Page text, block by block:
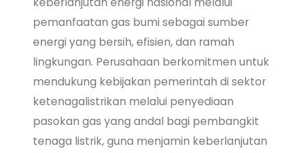
pemanfaatan gas bumi sebagai sumber
energi yang bersih, efisien, dan ramah
lingkungan. Perusahaan berkomitmen untuk
mendukung kebijakan pemerintah di sektor
ketenagalistrikan melalui penyediaan
pasokan gas yang andal bagi pembangkit
tenaga listrik, guna menjamin keberlanjutan